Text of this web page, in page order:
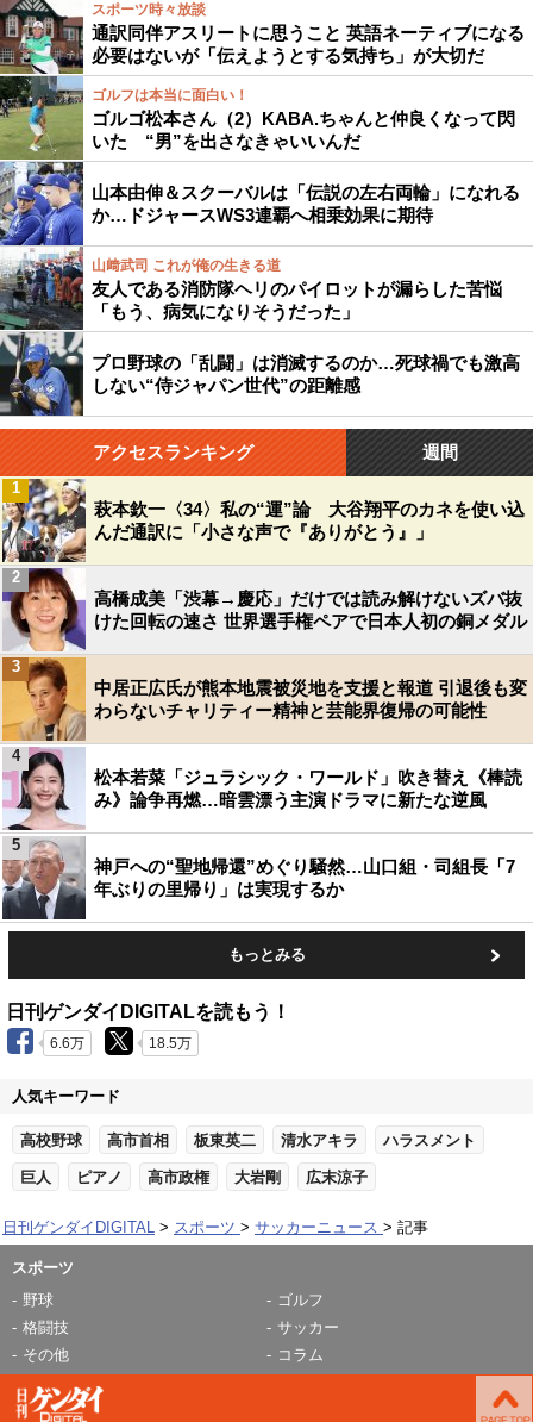
スポーツ時々放談
通訳同伴アスリートに思うこと 英語ネーティブになる
必要はないが「伝えようとする気持ち」が大切だ
ゴルフは本当に面白い！
ゴルゴ松本さん（2）KABA.ちゃんと仲良くなって閃
いた “男”を出さなきゃいいんだ
山本由伸＆スクーバルは「伝説の左右両輪」になれる
か…ドジャースWS3連覇へ相乗効果に期待
山﨑武司 これが俺の生きる道
友人である消防隊ヘリのパイロットが漏らした苦悩
「もう、病気になりそうだった」
プロ野球の「乱闘」は消滅するのか…死球禍でも激高
しない“侍ジャパン世代”の距離感
アクセスランキング 週間
萩本欽一〈34〉私の“運”論 大谷翔平のカネを使い込
んだ通訳に「小さな声で『ありがとう』」
1
高橋成美「渋幕→慶応」だけでは読み解けないズバ抜
けた回転の速さ 世界選手権ペアで日本人初の銅メダル
2
中居正広氏が熊本地震被災地を支援と報道 引退後も変
わらないチャリティー精神と芸能界復帰の可能性
3
松本若菜「ジュラシック・ワールド」吹き替え《棒読
み》論争再燃…暗雲漂う主演ドラマに新たな逆風
4
神戸への“聖地帰還”めぐり騒然…山口組・司組長「7
年ぶりの里帰り」は実現するか
5
もっとみる
日刊ゲンダイDIGITALを読もう！
6.6万 18.5万
人気キーワード
高校野球 高市首相 板東英二 清水アキラ ハラスメント
巨人 ピアノ 高市政権 大岩剛 広末涼子
日刊ゲンダイDIGITAL スポーツ サッカーニュース 記事
スポーツ
野球
ゴルフ
格闘技
サッカー
その他
コラム